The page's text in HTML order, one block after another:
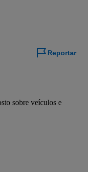
Reportar
sobre veículos e